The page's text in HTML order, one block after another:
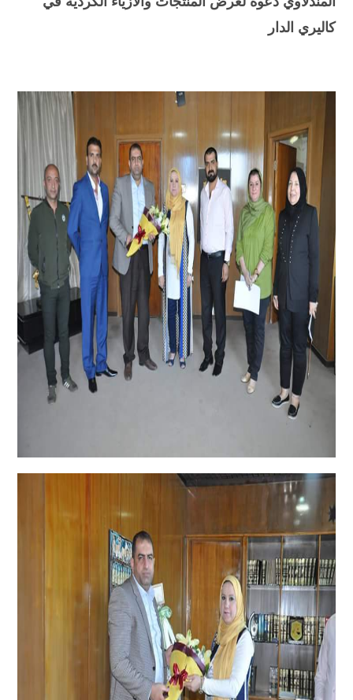
كاليري الدار